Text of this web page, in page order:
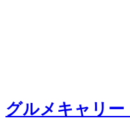
グルメキャリ